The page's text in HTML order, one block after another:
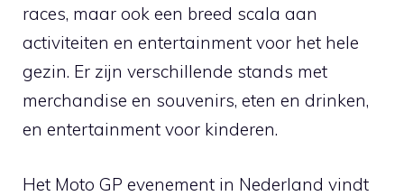
races, maar ook een breed scala aan
activiteiten en entertainment voor het hele
gezin. Er zijn verschillende stands met
merchandise en souvenirs, eten en drinken,
en entertainment voor kinderen.
Het Moto GP evenement in Nederland vindt